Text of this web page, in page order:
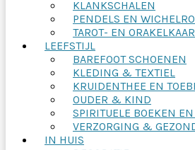
KLANKSCHALEN
PENDELS EN
TAROT- EN
LEEFSTIJL
BAREFOOT SCHOENEN
KLEDING & TEXTIEL
KRUIDENTHEE EN
OUDER & KIND
SPIRITUELE BOEKEN
VERZORGING &
IN HUIS